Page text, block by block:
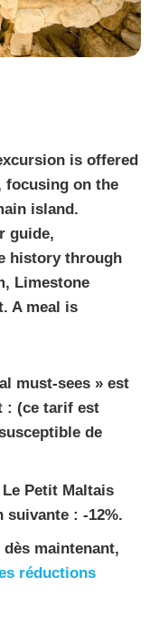
is offered
focusing on the
island.
guide,
history through
Limestone
A meal is
must-sees » est
: (ce tarif est
de
Petit Maltais
suivante : -12%.
maintenant,
réductions